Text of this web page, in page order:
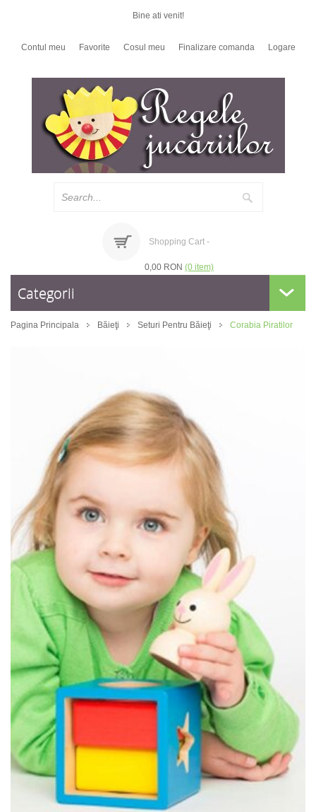
Bine ati venit!
Contul meu Favorite Cosul meu Finalizare comanda Logare
Shopping Cart -
0,00 RON (0 item)
Categorii
Pagina Principala Băieţi Seturi Pentru Băieţi Corabia Piratilor